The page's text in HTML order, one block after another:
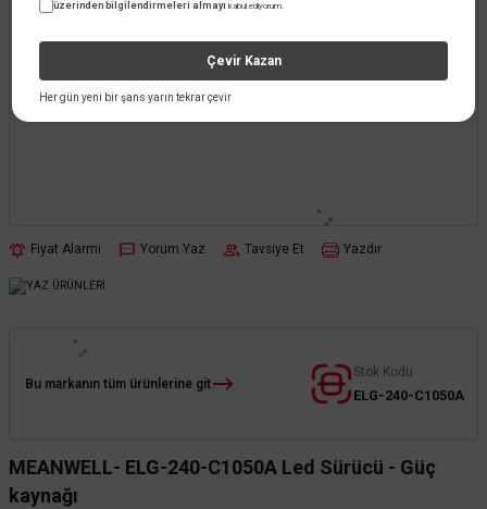
Fiyat Alarmı Yorum Yaz Tavsiye Et Yazdır
Bu markanın tüm ürünlerine git
Stok Kodu
ELG-240-C1050A
MEANWELL- ELG-240-C1050A Led Sürücü - Güç
kaynağı
üzerinden bilgilendirmeleri almayı kabul ediyorum.
Çevir Kazan
Her gün yeni bir şans yarın tekrar çevir